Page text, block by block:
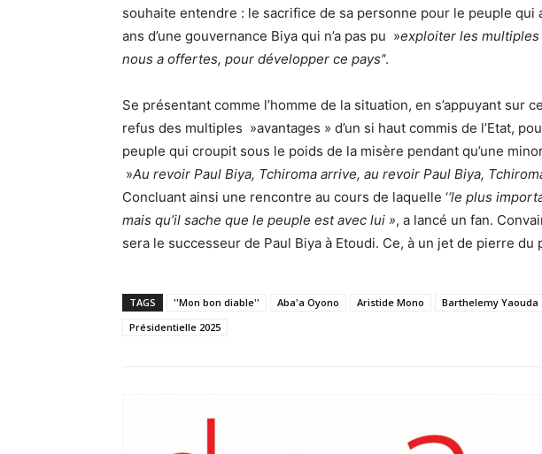
souhaite entendre : le sacrifice de sa personne pour le peuple qui
ans d’une gouvernance Biya qui n’a pas pu »exploiter les
nous a offertes, pour développer ce pays’‘.
Se présentant comme l’homme de la situation, en s’appuyant sur
refus des multiples »avantages » d’un si haut commis de l’Etat,
peuple qui croupit sous le poids de la misère pendant qu’une
»Au revoir Paul Biya, Tchiroma arrive, au revoir Paul Biya,
Concluant ainsi une rencontre au cours de laquelle ‘‘le plus
mais qu’il sache que le peuple est avec lui », a lancé un fan.
sera le successeur de Paul Biya à Etoudi. Ce, à un jet de pierre du
TAGS ''Mon bon diable'' Aba'a Oyono Aristide Mono Barthelemy Yaouda
Présidentielle 2025